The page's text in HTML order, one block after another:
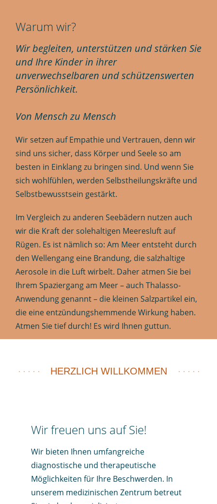
Warum wir?
Wir begleiten, unterstützen und stärken Sie
und Ihre Kinder in ihrer
unverwechselbaren und schützenswerten
Persönlichkeit.
Von Mensch zu Mensch
Wir setzen auf Empathie und Vertrauen, denn wir
sind uns sicher, dass Körper und Seele so am
besten in Einklang zu bringen sind. Und wenn Sie
sich wohlfühlen, werden Selbstheilungskräfte und
Selbstbewusstsein gestärkt.
Im Vergleich zu anderen Seebädern nutzen auch
wir die Kraft der solehaltigen Meeresluft auf
Rügen. Es ist nämlich so: Am Meer entsteht durch
den Wellengang eine Brandung, die salzhaltige
Aerosole in die Luft wirbelt. Daher atmen Sie bei
Ihrem Spaziergang am Meer – auch Thalasso-
Anwendung genannt – die kleinen Salzpartikel ein,
die eine entzündungshemmende Wirkung haben.
Atmen Sie tief durch! Es wird Ihnen guttun.
HERZLICH WILLKOMMEN
Wir freuen uns auf Sie!
Wir bieten Ihnen umfangreiche
diagnostische und therapeutische
Möglichkeiten für Ihre Beschwerden. In
unserem medizinischen Zentrum betreut